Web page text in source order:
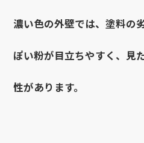
濃い色の外壁では、塗料の
ぽい粉が目立ちやすく、見
性があります。